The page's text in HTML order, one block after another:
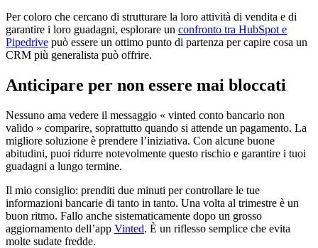
Per coloro che cercano di strutturare la loro attività di vendita e di
garantire i loro guadagni, esplorare un confronto tra HubSpot e
Pipedrive può essere un ottimo punto di partenza per capire cosa un
CRM più generalista può offrire.
Anticipare per non essere mai bloccati
Nessuno ama vedere il messaggio « vinted conto bancario non
valido » comparire, soprattutto quando si attende un pagamento. La
migliore soluzione è prendere l’iniziativa. Con alcune buone
abitudini, puoi ridurre notevolmente questo rischio e garantire i tuoi
guadagni a lungo termine.
Il mio consiglio: prenditi due minuti per controllare le tue
informazioni bancarie di tanto in tanto. Una volta al trimestre è un
buon ritmo. Fallo anche sistematicamente dopo un grosso
aggiornamento dell’app Vinted. È un riflesso semplice che evita
molte sudate fredde.